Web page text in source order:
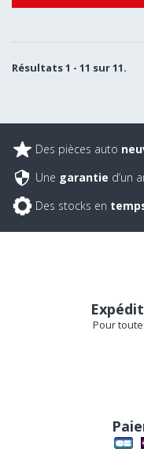
Résultats 1 - 11 sur 11.
Des pièces auto
Une garantie d’un
Des stocks en
Pour